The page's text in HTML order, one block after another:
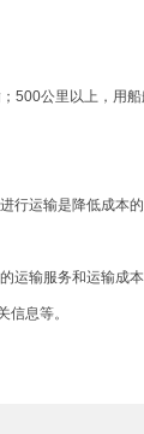
500公里以上，用
行运输是降低成本
输服务和运输成
息等。